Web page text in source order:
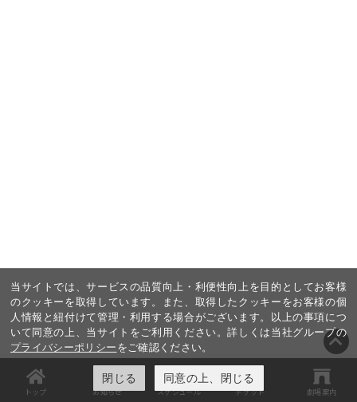
トップ お知らせ スケジュール チケット 劇場案内
当サイトでは、サービスの品質向上・利便性向上を目的としてお客様
のクッキーを取得しています。また、取得したクッキーをお客様の個
人情報と紐付けて管理・利用する場合がございます。以上の事項につ
いて同意の上、当サイトをご利用ください。詳しくは当社グループの
プライバシーポリシーをご確認ください。
閉じる 同意の上、閉じる